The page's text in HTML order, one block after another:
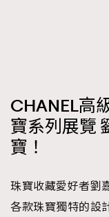
CHANEL高
寶系列展覽
寶！
珠寶收藏愛好者劉
各款珠寶獨特的設